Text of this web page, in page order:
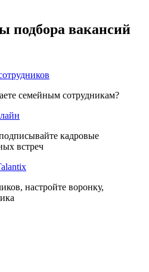
подбора вакансий
семейным сотрудникам?
кадровые
встреч
настройте воронку,